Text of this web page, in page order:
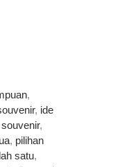
,
, ide
,
, pilihan
satu,